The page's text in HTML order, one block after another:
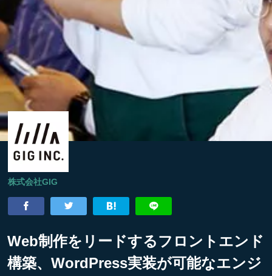
株式会社GIG
Web制作をリードするフロントエンド
構築、WordPress実装が可能なエンジ